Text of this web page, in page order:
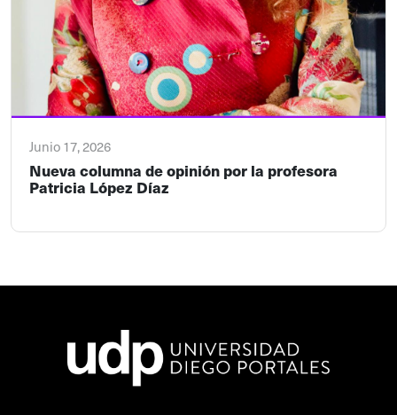
Junio 17, 2026
Nueva columna de opinión por la profesora
Patricia López Díaz